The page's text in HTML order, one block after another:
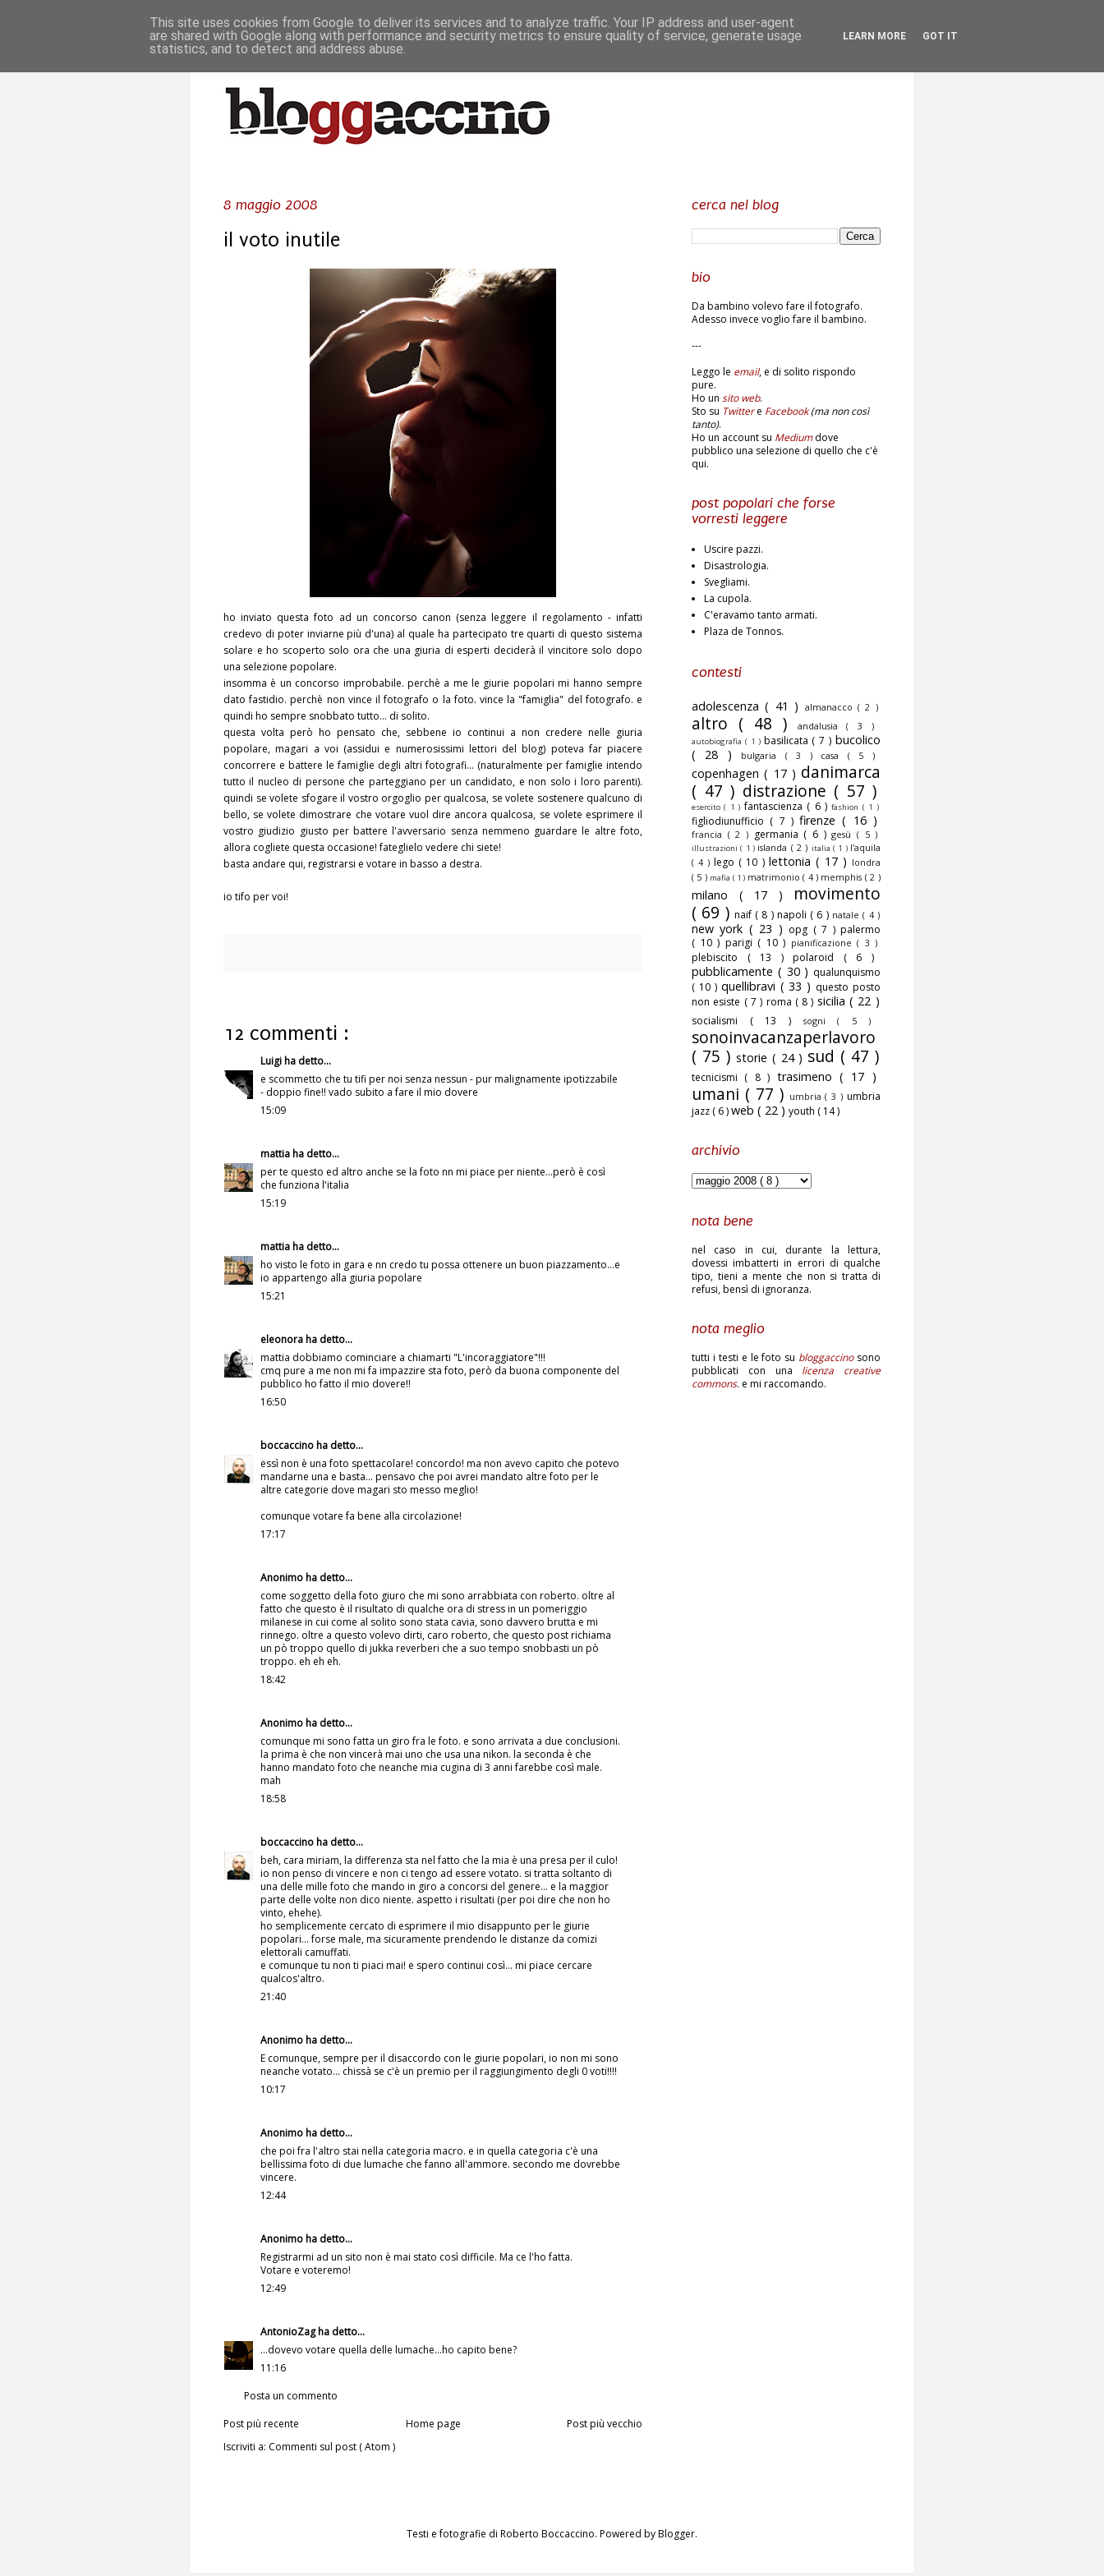
8 maggio 2008
il voto inutile
ho inviato questa foto ad un concorso canon (senza leggere il regolamento - infatti
credevo di poter inviarne più d'una) al quale ha partecipato tre quarti di questo sistema
solare e ho scoperto solo ora che una giuria di esperti deciderà il vincitore solo dopo
una selezione popolare.
insomma è un concorso improbabile. perchè a me le giurie popolari mi hanno sempre
dato fastidio. perchè non vince il fotografo o la foto. vince la "famiglia" del fotografo. e
quindi ho sempre snobbato tutto... di solito.
questa volta però ho pensato che, sebbene io continui a non credere nelle giuria
popolare, magari a voi (assidui e numerosissimi lettori del blog) poteva far piacere
concorrere e battere le famiglie degli altri fotografi... (naturalmente per famiglie intendo
tutto il nucleo di persone che parteggiano per un candidato, e non solo i loro parenti).
quindi se volete sfogare il vostro orgoglio per qualcosa, se volete sostenere qualcuno di
bello, se volete dimostrare che votare vuol dire ancora qualcosa, se volete esprimere il
vostro giudizio giusto per battere l'avversario senza nemmeno guardare le altre foto,
allora cogliete questa occasione! fateglielo vedere chi siete!
basta andare qui, registrarsi e votare in basso a destra.
io tifo per voi!
12 commenti :
Luigi ha detto...
e scommetto che tu tifi per noi senza nessun - pur malignamente ipotizzabile
- doppio fine!! vado subito a fare il mio dovere
15:09
mattia ha detto...
per te questo ed altro anche se la foto nn mi piace per niente...però è così
che funziona l'italia
15:19
mattia ha detto...
ho visto le foto in gara e nn credo tu possa ottenere un buon piazzamento...e
io appartengo alla giuria popolare
15:21
eleonora ha detto...
mattia dobbiamo cominciare a chiamarti "L'incoraggiatore"!!!
cmq pure a me non mi fa impazzire sta foto, però da buona componente del
pubblico ho fatto il mio dovere!!
16:50
boccaccino ha detto...
essì non è una foto spettacolare! concordo! ma non avevo capito che potevo
mandarne una e basta... pensavo che poi avrei mandato altre foto per le
altre categorie dove magari sto messo meglio!
comunque votare fa bene alla circolazione!
17:17
Anonimo ha detto...
come soggetto della foto giuro che mi sono arrabbiata con roberto. oltre al
fatto che questo è il risultato di qualche ora di stress in un pomeriggio
milanese in cui come al solito sono stata cavia, sono davvero brutta e mi
rinnego. oltre a questo volevo dirti, caro roberto, che questo post richiama
un pò troppo quello di jukka reverberi che a suo tempo snobbasti un pò
troppo. eh eh eh.
18:42
Anonimo ha detto...
comunque mi sono fatta un giro fra le foto. e sono arrivata a due conclusioni.
la prima è che non vincerà mai uno che usa una nikon. la seconda è che
hanno mandato foto che neanche mia cugina di 3 anni farebbe così male.
mah
18:58
boccaccino ha detto...
beh, cara miriam, la differenza sta nel fatto che la mia è una presa per il culo!
io non penso di vincere e non ci tengo ad essere votato. si tratta soltanto di
una delle mille foto che mando in giro a concorsi del genere... e la maggior
parte delle volte non dico niente. aspetto i risultati (per poi dire che non ho
vinto, ehehe).
ho semplicemente cercato di esprimere il mio disappunto per le giurie
popolari... forse male, ma sicuramente prendendo le distanze da comizi
elettorali camuffati.
e comunque tu non ti piaci mai! e spero continui così... mi piace cercare
qualcos'altro.
21:40
Anonimo ha detto...
E comunque, sempre per il disaccordo con le giurie popolari, io non mi sono
neanche votato... chissà se c'è un premio per il raggiungimento degli 0 voti!!!!
10:17
Anonimo ha detto...
che poi fra l'altro stai nella categoria macro. e in quella categoria c'è una
bellissima foto di due lumache che fanno all'ammore. secondo me dovrebbe
vincere.
12:44
Anonimo ha detto...
Registrarmi ad un sito non è mai stato così difficile. Ma ce l'ho fatta.
Votare e voteremo!
12:49
AntonioZagha detto...
...dovevo votare quella delle lumache...ho capito bene?
11:16
Posta un commento
Post più recente
Post più vecchio
Home page
Iscriviti a: Commenti sul post ( Atom )
cerca nel blog
bio
Da bambino volevo fare il fotografo.
Adesso invece voglio fare il bambino.
---
Leggo le email, e di solito rispondo
pure.
Ho un sito web.
Sto su Twitter e Facebook(ma non così
tanto).
Ho un account su Mediumdove
pubblico una selezione di quello che c'è
qui.
post popolari che forse
vorresti leggere
Uscire pazzi.
Disastrologia.
Svegliami.
La cupola.
C'eravamo tanto armati.
Plaza de Tonnos.
contesti
adolescenza( 41 ) almanacco ( 2 )
altro ( 48 ) andalusia( 3 )
autobiografia ( 1 ) basilicata ( 7 ) bucolico
( 28 )
bulgaria ( 3 ) casa ( 5 )
copenhagen( 17 ) danimarca
( 47 ) distrazione ( 57 )
esercito( 1 )fantascienza ( 6 )fashion ( 1 )
figliodiunufficio ( 7 ) firenze( 16 )
francia ( 2 ) germania ( 6 )gesù( 5 )
illustrazioni( 1 ) islanda ( 2 ) italia( 1 ) l'aquila
( 4 ) lego ( 10 ) lettonia ( 17 ) londra
( 5 ) mafia ( 1 ) matrimonio( 4 ) memphis ( 2 )
milano ( 17 )
movimento
( 69 ) naif ( 8 ) napoli ( 6 ) natale( 4 )
new york ( 23 ) opg ( 7 )palermo
( 10 ) parigi ( 10 ) pianificazione( 3 )
plebiscito ( 13 ) polaroid ( 6 )
pubblicamente ( 30 ) qualunquismo
( 10 ) quellibravi ( 33 ) questo posto
non esiste ( 7 ) roma ( 8 ) sicilia( 22 )
socialismi ( 13 ) sogni( 5 )
sonoinvacanzaperlavoro
( 75 ) storie ( 24 ) sud ( 47 )
tecnicismi ( 8 ) trasimeno ( 17 )
umani ( 77 ) umbria( 3 ) umbria
jazz ( 6 )web ( 22 ) youth ( 14 )
archivio
nota bene
nel caso in cui, durante la lettura,
dovessi imbatterti in errori di qualche
tipo, tieni a mente che non si tratta di
refusi, bensì di ignoranza.
nota meglio
tutti i testi e le foto su bloggaccinosono
pubblicati con una licenza creative
commons. e mi raccomando.
Testi e fotografie di Roberto Boccaccino. Powered byBlogger.
This site uses cookies from Google to deliver its services and to analyze traffic. Your IP address and user-agent
are shared with Google along with performance and security metrics to ensure quality of service, generate usage
statistics, and to detect and address abuse.
LEARN MORE GOT IT